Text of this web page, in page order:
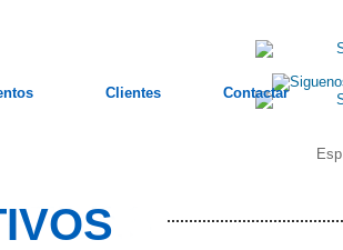
Clientes Contactar
Esp